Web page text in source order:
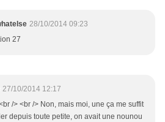
28/10/2014 09:23
27
27/10/2014 12:17
/> <br /> Non, mais moi, une ça me suffit
depuis toute petite, on avait une nounou